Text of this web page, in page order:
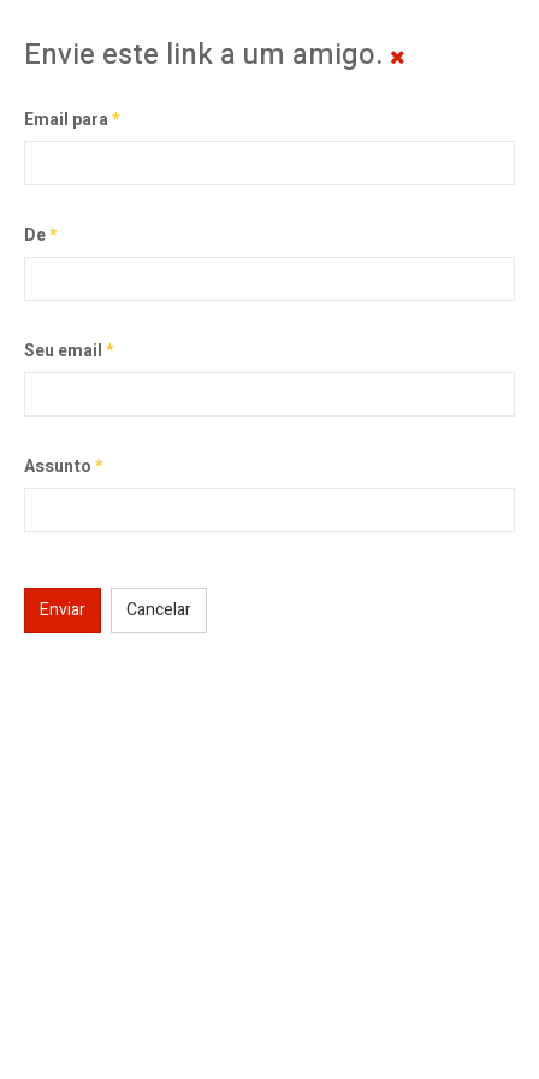
Envie este link a um amigo.
Email para*
De*
Seu email*
Assunto*
Enviar Cancelar